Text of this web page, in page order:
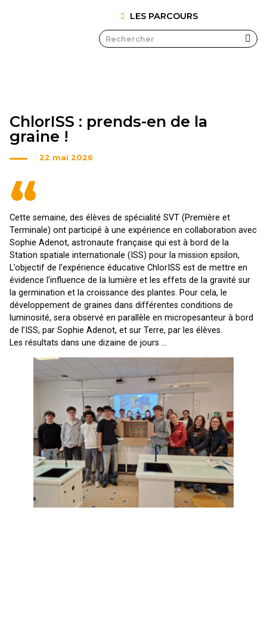
LES PARCOURS
ChlorISS : prends-en de la
graine !
22 mai 2026
“
Cette semaine, des élèves de spécialité SVT (Première et
Terminale) ont participé à une expérience en collaboration avec
Sophie Adenot, astronaute française qui est à bord de la
Station spatiale internationale (ISS) pour la mission εpsilon,
L’objectif de l’expérience éducative ChlorISS est de mettre en
évidence l’influence de la lumière et les effets de la gravité sur
la germination et la croissance des plantes. Pour cela, le
développement de graines dans différentes conditions de
luminosité, sera observé en parallèle en micropesanteur à bord
de l’ISS, par Sophie Adenot, et sur Terre, par les élèves.
Les résultats dans une dizaine de jours …